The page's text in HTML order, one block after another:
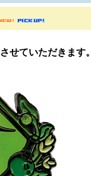
せていただきます